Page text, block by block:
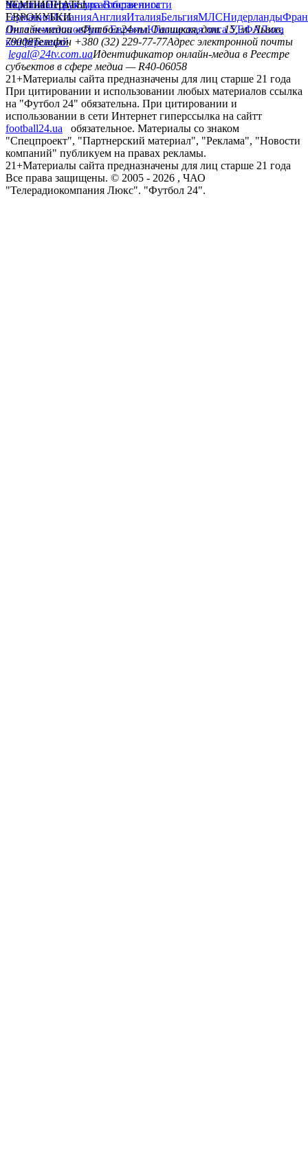
политикаСтруктура собственности
УкраинаПервая лигаВторая лига
ЧЕМПИОНАТЫ
ГерманияИспанияАнглияИталияБельгияМЛСНидерланды
ЕВРОКУБКИ
Лига чемпионовЛига ЕвропыЮношеская лига УЕФАЛига
конференций
Онлайн-медиа «Футбол 24»пл. Галицкая, дом. 15, м. Львов,
79008Телефон +380 (32) 229-77-77Адрес электронной почты
legal@24tv.com.uaИдентификатор онлайн-медиа в Реестре
субъектов в сфере медиа — R40-06058
21+Материалы сайта предназначены для лиц старше 21 года
При цитировании и использовании любых материалов ссылка
на "Футбол 24" обязательна. При цитировании и
использовании в сети Интернет гиперссылка на сайтт
football24.ua
обязательное. Материалы со знаком
"Спецпроект", "Партнерский материал", "Реклама", "Новости
компаний" публикуем на правах рекламы.
21+Материалы сайта предназначены для лиц старше 21 года
Все права защищены. © 2005 - 2026 , ЧАО
"Телерадиокомпания Люкс". "Футбол 24".